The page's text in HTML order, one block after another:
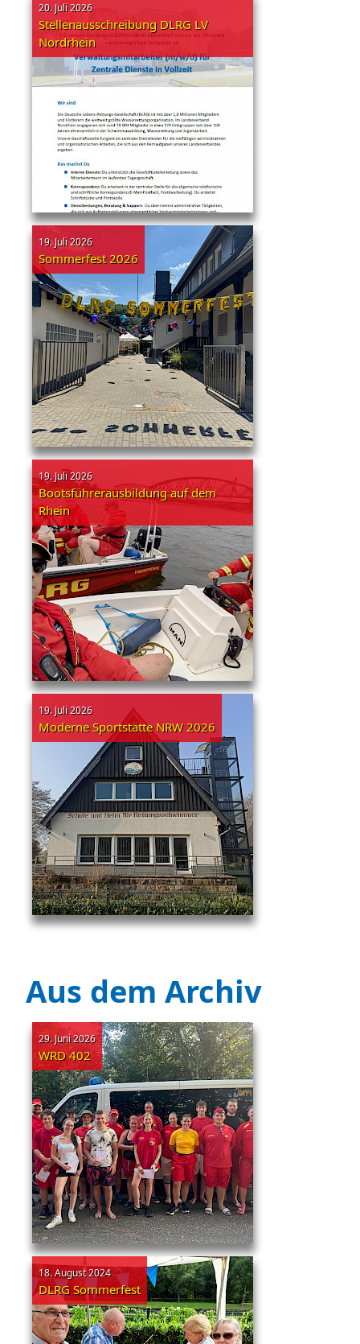
20. Juli 2026
Stellenausschreibung DLRG LV
Nordrhein
19. Juli 2026
Sommerfest 2026
19. Juli 2026
Bootsführerausbildung auf dem
Rhein
19. Juli 2026
Moderne Sportstätte NRW 2026
Aus dem Archiv
29. Juni 2026
WRD 402
18. August 2024
DLRG Sommerfest